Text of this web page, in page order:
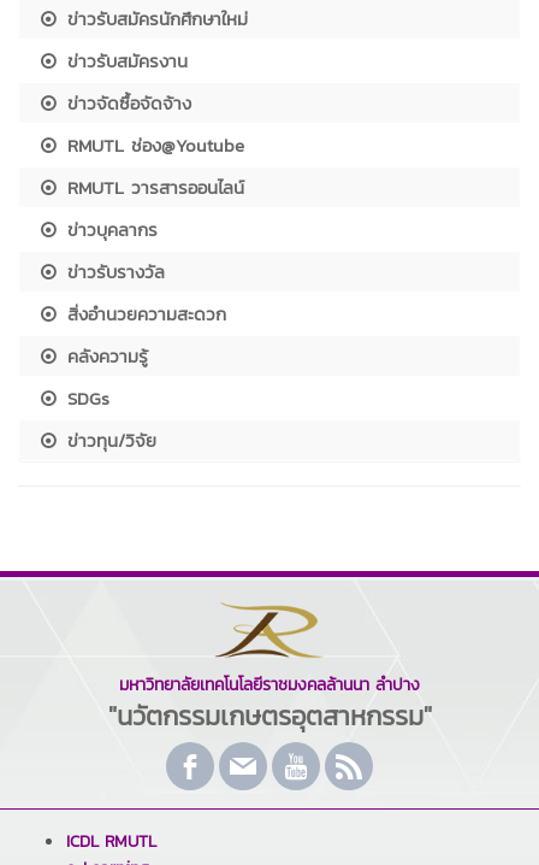
ข่าวรับสมัครนักศึกษาใหม่
ข่าวรับสมัครงาน
ข่าวจัดซื้อจัดจ้าง
RMUTL ช่อง@Youtube
RMUTL วารสารออนไลน์
ข่าวบุคลากร
ข่าวรับรางวัล
สิ่งอำนวยความสะดวก
คลังความรู้
SDGs
ข่าวทุน/วิจัย
มหาวิทยาลัยเทคโนโลยีราชมงคลล้านนา ลำปาง
"นวัตกรรมเกษตรอุตสาหกรรม"
ICDL RMUTL